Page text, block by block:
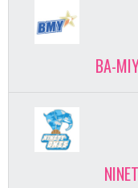
BA-